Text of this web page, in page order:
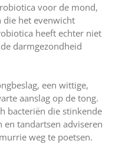
voor de mond,
die het evenwicht
heeft echter niet
darmgezondheid
een wittige,
aanslag op de tong.
bacteriën die stinkende
en tandartsen adviseren
weg te poetsen.